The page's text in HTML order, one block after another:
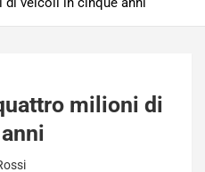
milioni di